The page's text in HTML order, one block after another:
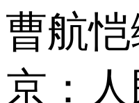
曹航
京：